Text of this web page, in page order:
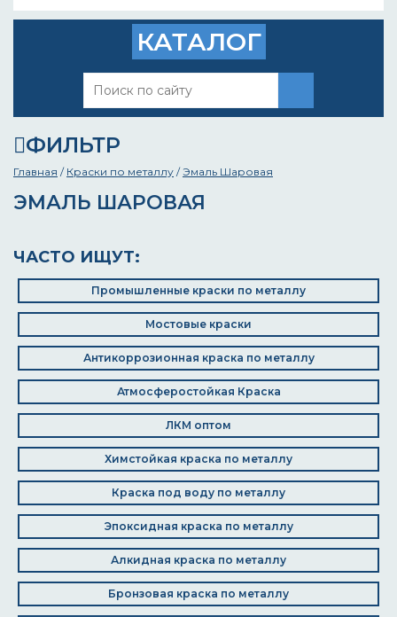
КАТАЛОГ
ФИЛЬТР
Главная / Краски по металлу /Эмаль Шаровая
ЭМАЛЬ ШАРОВАЯ
ЧАСТО ИЩУТ:
Промышленные краски по металлу
Мостовые краски
Антикоррозионная краска по металлу
Атмосферостойкая Краска
ЛКМ оптом
Химстойкая краска по металлу
Краска под воду по металлу
Эпоксидная краска по металлу
Алкидная краска по металлу
Бронзовая краска по металлу